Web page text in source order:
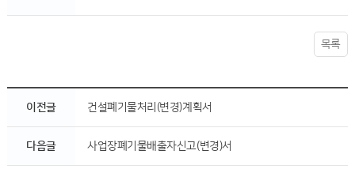
목록
이전글 건설폐기물처리(변경)계획서
다음글 사업장폐기물배출자신고(변경)서